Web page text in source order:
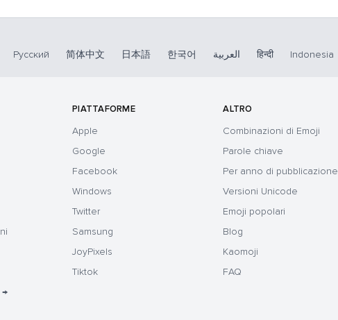
Русский 简体中文 日本語 한국어 العربية हिन्दी Indonesia
→
PIATTAFORME
Apple
Google
Facebook
Windows
Twitter
Samsung
JoyPixels
Tiktok
ALTRO
Combinazioni di Emoji
Parole chiave
Per anno di pubblicazione
Versioni Unicode
Emoji popolari
Blog
Kaomoji
FAQ